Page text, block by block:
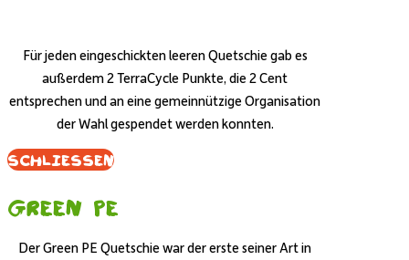
Für jeden eingeschickten leeren Quetschie gab es
außerdem 2 TerraCycle Punkte, die 2 Cent
entsprechen und an eine gemeinnützige Organisation
der Wahl gespendet werden konnten.
Schliessen
Green PE
Der Green PE Quetschie war der erste seiner Art in